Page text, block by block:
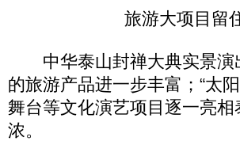
旅游大项目留
中华泰山封禅大典实景演
的旅游产品进一步丰富；“太
舞台等文化演艺项目逐一亮
浓。